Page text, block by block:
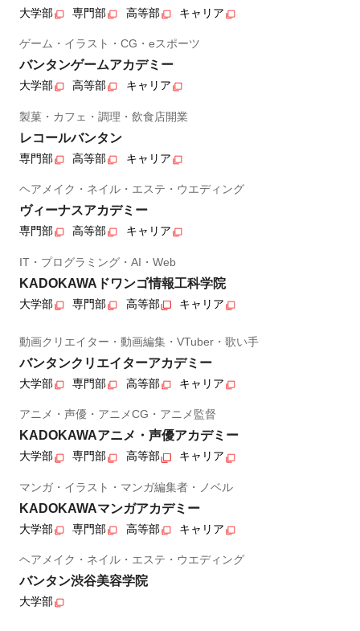
大学部 専門部 高等部 キャリア
ゲーム・イラスト・CG・eスポーツ
バンタンゲームアカデミー
大学部 高等部 キャリア
製菓・カフェ・調理・飲食店開業
レコールバンタン
専門部 高等部 キャリア
ヘアメイク・ネイル・エステ・ウエディング
ヴィーナスアカデミー
専門部 高等部 キャリア
IT・プログラミング・AI・Web
KADOKAWAドワンゴ情報工科学院
大学部 専門部 高等部 キャリア
動画クリエイター・動画編集・VTuber・歌い手
バンタンクリエイターアカデミー
大学部 専門部 高等部 キャリア
アニメ・声優・アニメCG・アニメ監督
KADOKAWAアニメ・声優アカデミー
大学部 専門部 高等部 キャリア
マンガ・イラスト・マンガ編集者・ノベル
KADOKAWAマンガアカデミー
大学部 専門部 高等部 キャリア
ヘアメイク・ネイル・エステ・ウエディング
バンタン渋谷美容学院
大学部